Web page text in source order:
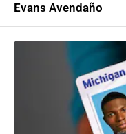
Evans Avendaño